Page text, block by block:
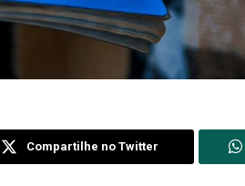
Compartilhe no Twitter